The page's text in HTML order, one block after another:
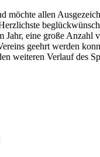
möchte allen
Jahr, eine große Anzahl
geehrt werden
weiteren Verlauf des